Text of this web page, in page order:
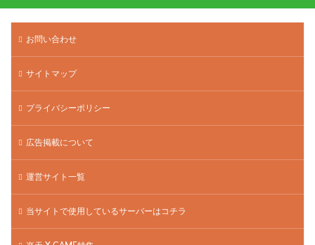
お問い合わせ
サイトマップ
プライバシーポリシー
広告掲載について
運営サイト一覧
当サイトで使用しているサーバーはコチラ